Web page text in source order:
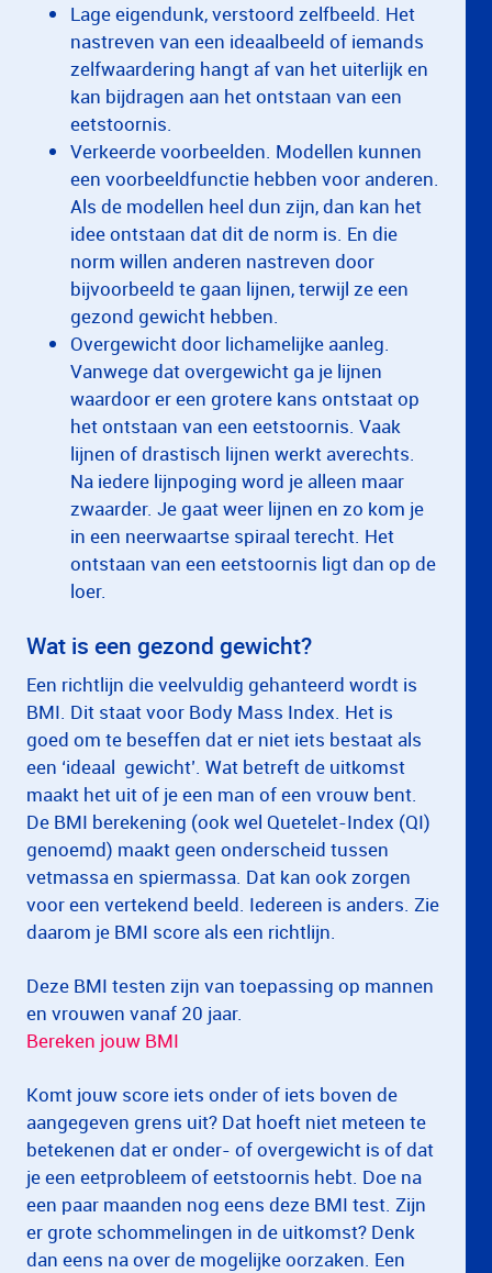
Lage eigendunk, verstoord zelfbeeld. Het
nastreven van een ideaalbeeld of iemands
zelfwaardering hangt af van het uiterlijk en
kan bijdragen aan het ontstaan van een
eetstoornis.
Verkeerde voorbeelden. Modellen kunnen
een voorbeeldfunctie hebben voor anderen.
Als de modellen heel dun zijn, dan kan het
idee ontstaan dat dit de norm is. En die
norm willen anderen nastreven door
bijvoorbeeld te gaan lijnen, terwijl ze een
gezond gewicht hebben.
Overgewicht door lichamelijke aanleg.
Vanwege dat overgewicht ga je lijnen
waardoor er een grotere kans ontstaat op
het ontstaan van een eetstoornis. Vaak
lijnen of drastisch lijnen werkt averechts.
Na iedere lijnpoging word je alleen maar
zwaarder. Je gaat weer lijnen en zo kom je
in een neerwaartse spiraal terecht. Het
ontstaan van een eetstoornis ligt dan op de
loer.
Wat is een gezond gewicht?
Een richtlijn die veelvuldig gehanteerd wordt is
BMI. Dit staat voor Body Mass Index. Het is
goed om te beseffen dat er niet iets bestaat als
een ‘ideaal gewicht’. Wat betreft de uitkomst
maakt het uit of je een man of een vrouw bent.
De BMI berekening (ook wel Quetelet-Index (QI)
genoemd) maakt geen onderscheid tussen
vetmassa en spiermassa. Dat kan ook zorgen
voor een vertekend beeld. Iedereen is anders. Zie
daarom je BMI score als een richtlijn.
Deze BMI testen zijn van toepassing op mannen
en vrouwen vanaf 20 jaar.
Bereken jouw BMI
Komt jouw score iets onder of iets boven de
aangegeven grens uit? Dat hoeft niet meteen te
betekenen dat er onder- of overgewicht is of dat
je een eetprobleem of eetstoornis hebt. Doe na
een paar maanden nog eens deze BMI test. Zijn
er grote schommelingen in de uitkomst? Denk
dan eens na over de mogelijke oorzaken. Een